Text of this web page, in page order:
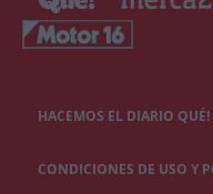
HACEMOS EL DIARIO QUÉ!
CONDICIONES DE USO Y